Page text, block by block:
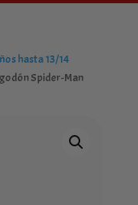
hasta 13/14
Spider-Man